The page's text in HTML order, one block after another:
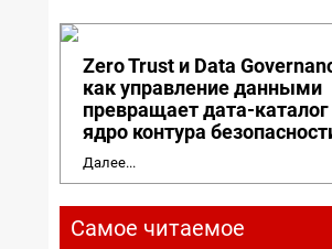
Zero Trust и Data
как управление данными
превращает дата-каталог
ядро контура
Далее...
Самое читаемое